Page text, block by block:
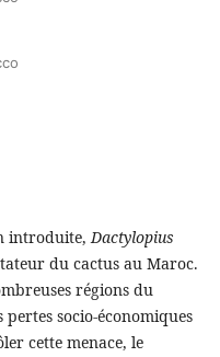
introduite,Dactylopius
du cactus au Maroc.
régions du
socio-économiques
cette menace, le